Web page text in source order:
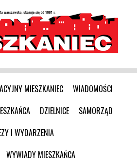
MIESZKANIEC
WIADOMOŚCI
DZIELNICE
SAMORZĄD
I WYDARZENIA
WYWIADY MIESZKAŃCA